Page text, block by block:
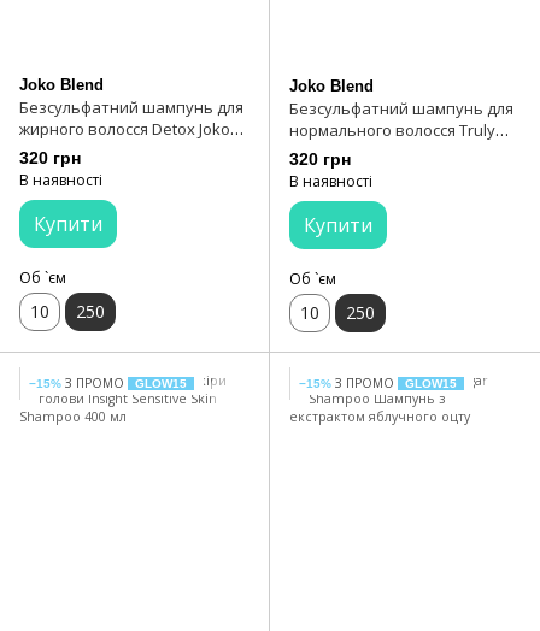
Joko Blend
Безсульфатний шампунь для
жирного волосся Detox Joko
Blend 250 мл
320 грн
В наявності
Купити
Об `єм
10 250
Joko Blend
Безсульфатний шампунь для
нормального волосся Truly
Natural Joko Blend 250 мл
320 грн
В наявності
Купити
Об `єм
10 250
−15% З ПРОМО GLOW15 −15% З ПРОМО GLOW15